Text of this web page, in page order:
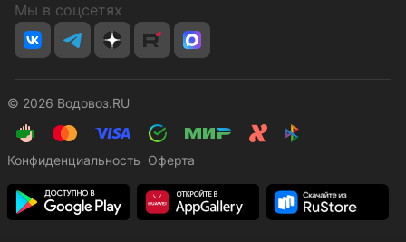
Мы в соцсетях
© 2026 Водовоз.RU
Конфиденциальность Оферта